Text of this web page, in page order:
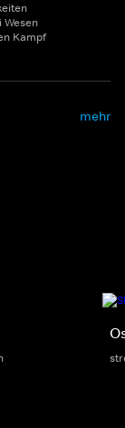
Wesen
Kampf
mehr